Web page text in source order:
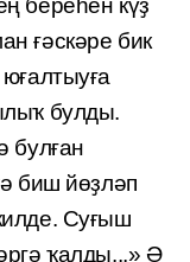
береһен күҙ
ғәскәре бик
булды.
булған
биш йөҙләп
Суғыш
ҡалды...» Ә